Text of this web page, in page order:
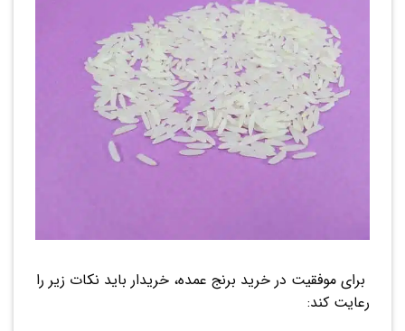
برای موفقیت در خرید برنج عمده، خریدار باید نکات زیر را
رعایت کند: